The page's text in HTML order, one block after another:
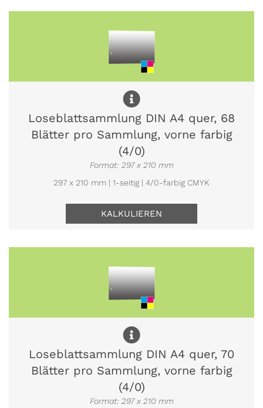
Loseblattsammlung DIN A4 quer, 68
Blätter pro Sammlung, vorne farbig
(4/0)
Format: 297 x 210 mm
297 x 210 mm | 1-seitig | 4/0-farbig CMYK
KALKULIEREN
Loseblattsammlung DIN A4 quer, 70
Blätter pro Sammlung, vorne farbig
(4/0)
Format: 297 x 210 mm